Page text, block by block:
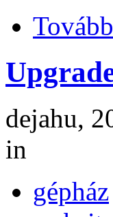
Tovább
dejahu,
in
gépház